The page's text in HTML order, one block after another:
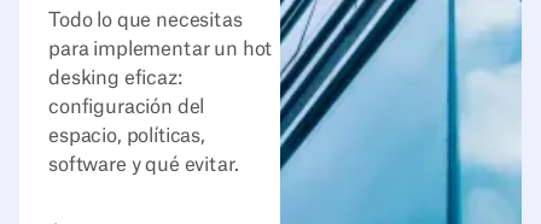
Todo lo que necesitas
para implementar un hot
desking eficaz:
configuración del
espacio, políticas,
software y qué evitar.